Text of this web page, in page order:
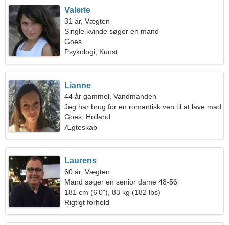
Valerie
31 år, Vægten
Single kvinde søger en mand
Goes
Psykologi, Kunst
Lianne
44 år gammel, Vandmanden
Jeg har brug for en romantisk ven til at lave mad
sammen
Goes, Holland
Ægteskab
Laurens
60 år, Vægten
Mand søger en senior dame 48-56
181 cm (6'0"), 83 kg (182 lbs)
Rigtigt forhold